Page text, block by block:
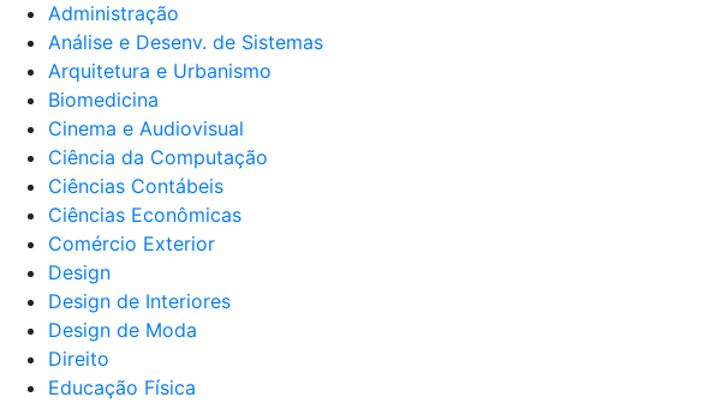
Administração
Análise e Desenv. de Sistemas
Arquitetura e Urbanismo
Biomedicina
Cinema e Audiovisual
Ciência da Computação
Ciências Contábeis
Ciências Econômicas
Comércio Exterior
Design
Design de Interiores
Design de Moda
Direito
Educação Física